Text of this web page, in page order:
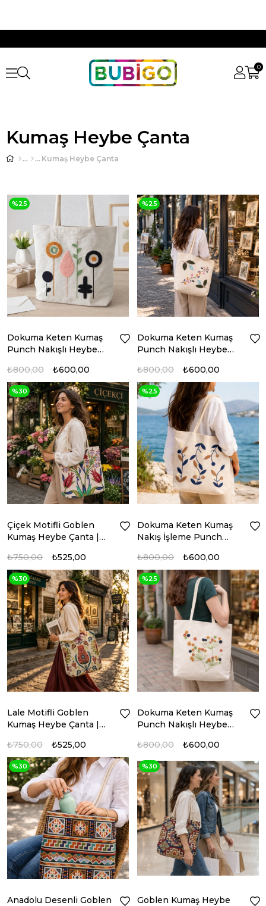
0
Kumaş Heybe Çanta
Kumaş Heybe Çanta
Dokuma Keten Kumaş
Punch Nakışlı Heybe
₺600,00
₺800,00
%25
Dokuma Keten Kumaş
Punch Nakışlı Heybe
₺600,00
₺800,00
%25
Çiçek Motifli Goblen
Kumaş Heybe Çanta |
₺525,00
₺750,00
%30
Dokuma Keten Kumaş
Nakış İşleme Punch
4749
₺600,00
₺800,00
%25
Lale Motifli Goblen
Kumaş Heybe Çanta |
₺525,00
₺750,00
%30
Dokuma Keten Kumaş
Punch Nakışlı Heybe
₺600,00
₺800,00
%25
Anadolu Desenli Goblen
%30
Goblen Kumaş Heybe
%30